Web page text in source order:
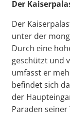
Der
Der
unter der
Durch eine
geschützt und
umfasst er
befindet sich
der
Paraden